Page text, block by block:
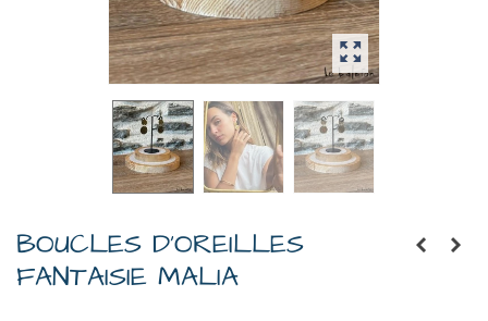
BOUCLES D'OREILLES
FANTAISIE MALIA